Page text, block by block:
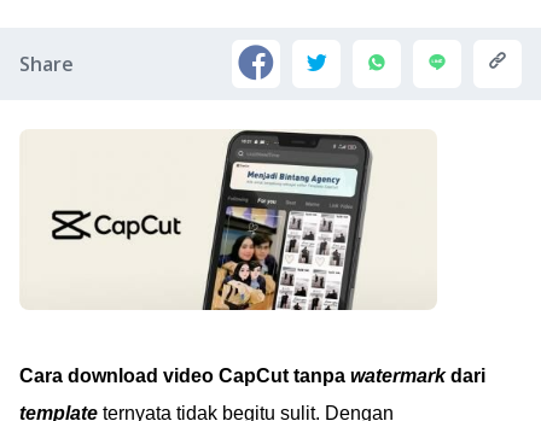
Share
Cara download video CapCut tanpa watermarkdari
template ternyata tidak begitu sulit. Dengan